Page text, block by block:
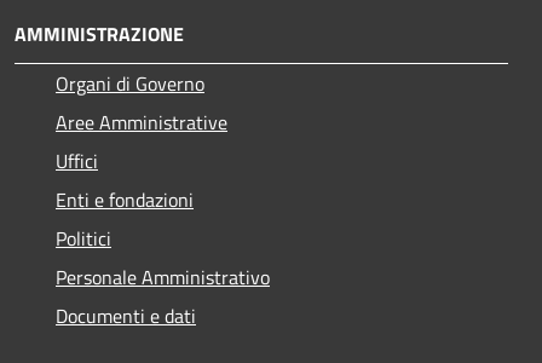
AMMINISTRAZIONE
Organi di Governo
Aree Amministrative
Uffici
Enti e fondazioni
Politici
Personale Amministrativo
Documenti e dati